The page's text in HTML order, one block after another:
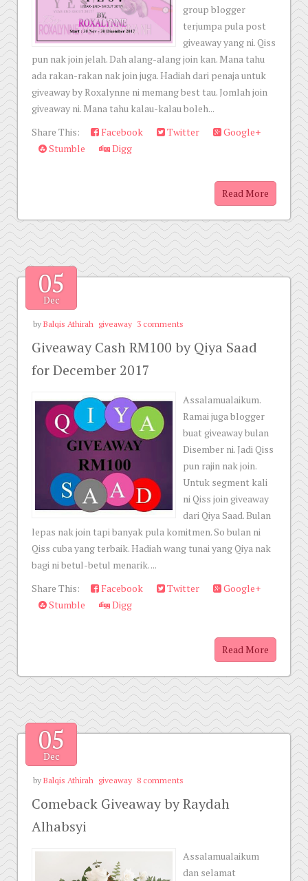
group blogger
terjumpa pula post
giveaway yang ni. Qiss
pun nak join jelah. Dah alang-alang join kan. Mana tahu
ada rakan-rakan nak join juga. Hadiah dari penaja untuk
giveaway by Roxalynne ni memang best tau. Jomlah join
giveaway ni. Mana tahu kalau-kalau boleh...
Share This:
Facebook Twitter
Google+
Stumble
Digg
Read More
05
Dec
by Balqis Athirah giveaway 3 comments
Giveaway Cash RM100 by Qiya Saad
for December 2017
Assalamualaikum.
Ramai juga blogger
buat giveaway bulan
Disember ni. Jadi Qiss
pun rajin nak join.
Untuk segment kali
ni Qiss join giveaway
dari Qiya Saad. Bulan
lepas nak join tapi banyak pula komitmen. So bulan ni
Qiss cuba yang terbaik. Hadiah wang tunai yang Qiya nak
bagi ni betul-betul menarik. ...
Share This:
Facebook Twitter
Google+
Stumble
Digg
Read More
05
Dec
by Balqis Athirah giveaway 8 comments
Comeback Giveaway by Raydah
Alhabsyi
Assalamualaikum
dan selamat